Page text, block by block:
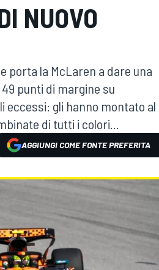
NUOVO
porta la McLaren a dare una
punti di margine su
eccessi: gli hanno montato al
di tutti i colori...
AGGIUNGI COME FONTE PREFERITA